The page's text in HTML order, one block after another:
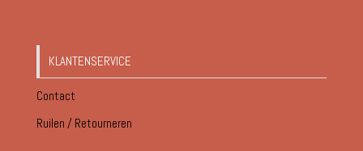
KLANTENSERVICE
Contact
Ruilen / Retourneren